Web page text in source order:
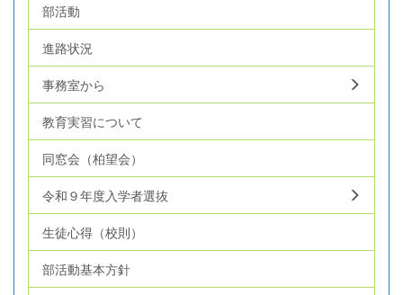
部活動
進路状況
事務室から
教育実習について
同窓会（柏望会）
令和９年度入学者選抜
生徒心得（校則）
部活動基本方針